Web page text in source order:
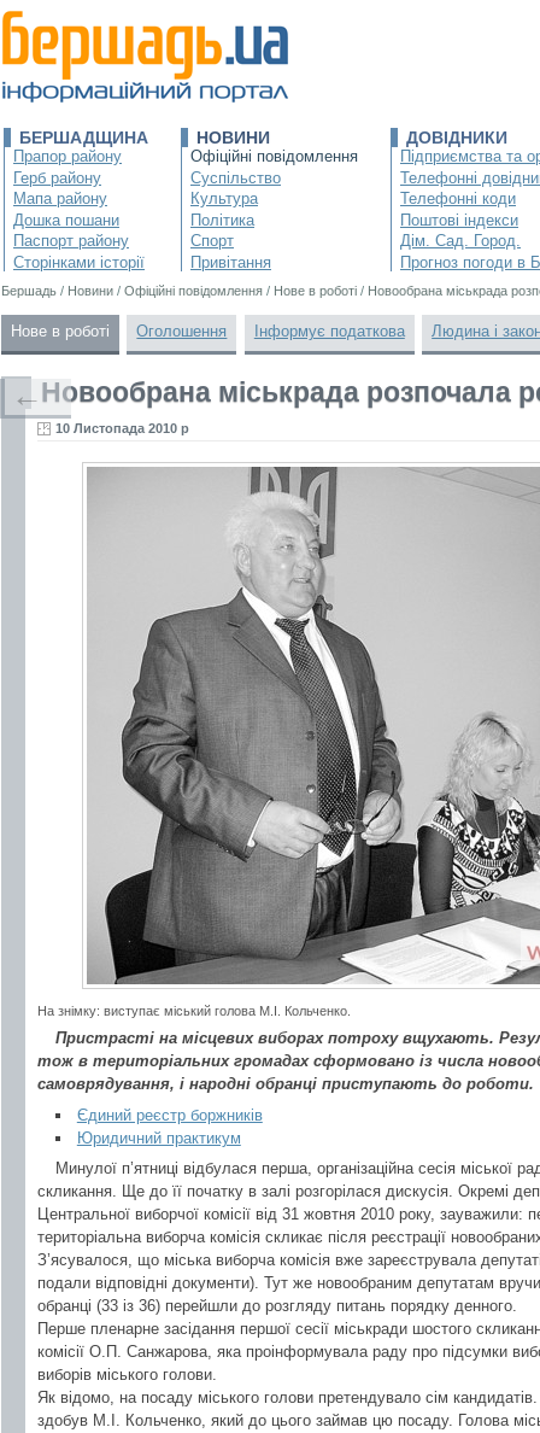
БЕРШАДЩИНА
Прапор району
Герб району
Мапа району
Дошка пошани
Паспорт району
Сторінками історії
НОВИНИ
Офіційні повідомлення
Суспільство
Культура
Політика
Спорт
Привітання
ДОВІДНИКИ
Підприємства та
Телефонні
Телефонні коди
Поштові індекси
Дім. Сад. Город.
Прогноз погоди в
Бершадь / Новини / Офіційні повідомлення / Нове в роботі / Новообрана міськрада
Нове в роботі Оголошення Інформує податкова Людина і
Новообрана міськрада розпочала
10 Листопада 2010 р
На знімку: виступає міський голова М.І. Кольченко.
Пристрасті на місцевих виборах потроху вщухають.
тож в територіальних громадах сформовано із числа
самоврядування, і народні обранці приступають до роботи.
Єдиний реєстр боржників
Юридичний практикум
Минулої п’ятниці відбулася перша, організаційна сесія міської
скликання. Ще до її початку в залі розгорілася дискусія. Окремі
Центральної виборчої комісії від 31 жовтня 2010 року, зауважили:
територіальна виборча комісія скликає після реєстрації
З’ясувалося, що міська виборча комісія вже зареєструвала
подали відповідні документи). Тут же новообраним депутатам
обранці (33 із 36) перейшли до розгляду питань порядку денного.
Перше пленарне засідання першої сесії міськради шостого
комісії О.П. Санжарова, яка проінформувала раду про підсумки
виборів міського голови.
Як відомо, на посаду міського голови претендувало сім
здобув М.І. Кольченко, який до цього займав цю посаду. Голова
←